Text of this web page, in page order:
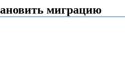
миграцию